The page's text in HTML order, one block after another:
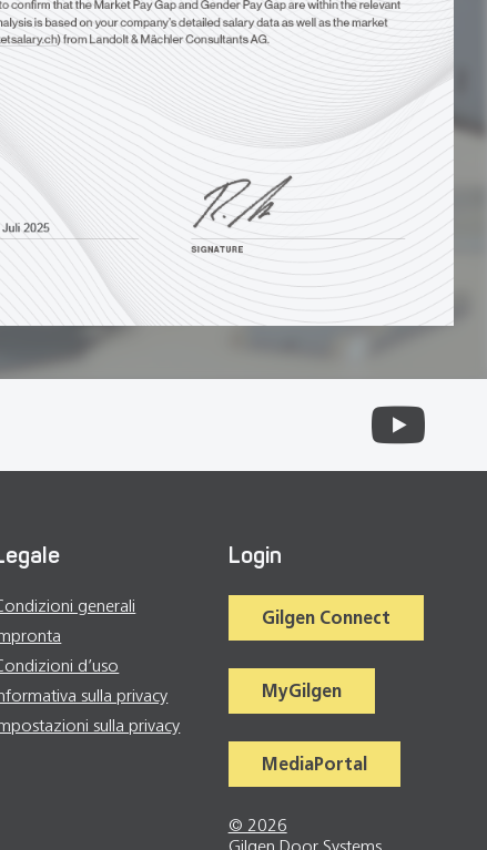
generali
d’uso
sulla privacy
sulla privacy
Login
Gilgen Connect
MyGilgen
MediaPortal
© 2026